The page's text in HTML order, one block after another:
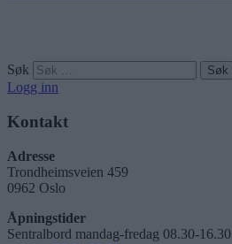
Søk
Logg inn
Kontakt
Adresse
Trondheimsveien 459
0962 Oslo
Åpningstider
Sentralbord mandag-fredag 08.30-16.30